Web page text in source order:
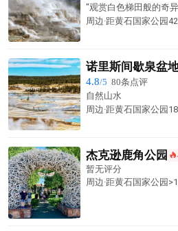
"观赏白色梯田般的奇
周边·距黄石国家公园
诺里斯间歇泉盆
4.8/5 80条点评
自然山水
周边·距黄石国家公园
杰克逊鹿角公园 󰺂
暂无评分
周边·距黄石国家公园